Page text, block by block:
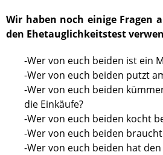
Wir haben noch einige Fragen
den Ehetauglichkeitstest
-Wer von euch beiden ist ein
-Wer von euch beiden putzt
-Wer von euch beiden
die Einkäufe?
-Wer von euch beiden kocht
-Wer von euch beiden
-Wer von euch beiden hat